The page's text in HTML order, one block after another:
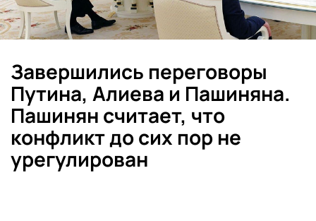
Завершились переговоры
Путина, Алиева и Пашиняна.
Пашинян считает, что
конфликт до сих пор не
урегулирован